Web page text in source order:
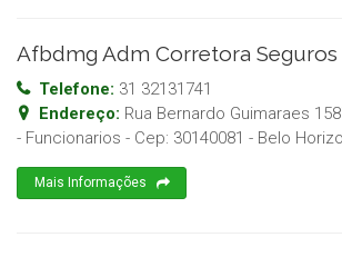
Afbdmg Adm Corretora Seguros
Telefone: 31 32131741
Endereço: Rua Bernardo Guimaraes
- Funcionarios - Cep: 30140081 - Belo
Mais Informações